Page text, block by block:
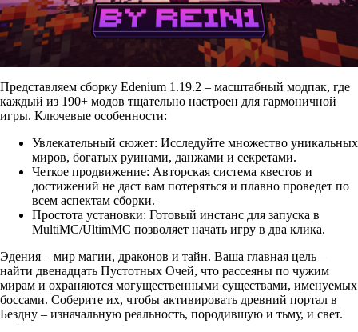
Представляем сборку Edenium 1.19.2 – масштабный модпак, где
каждый из 190+ модов тщательно настроен для гармоничной
игры. Ключевые особенности:
Увлекательный сюжет: Исследуйте множество уникальных
миров, богатых руинами, данжами и секретами.
Четкое продвижение: Авторская система квестов и
достижений не даст вам потеряться и плавно проведет по
всем аспектам сборки.
Простота установки: Готовый инстанс для запуска в
MultiMC/UltimMC позволяет начать игру в два клика.
Эдения – мир магии, драконов и тайн. Ваша главная цель –
найти двенадцать Пустотных Очей, что рассеяны по чужим
мирам и охраняются могущественными существами, именуемых
боссами. Соберите их, чтобы активировать древний портал в
Бездну – изначальную реальность, породившую и тьму, и свет.